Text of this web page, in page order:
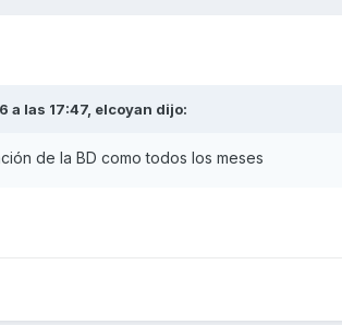
a las 17:47, elcoyan dijo:
de la BD como todos los meses